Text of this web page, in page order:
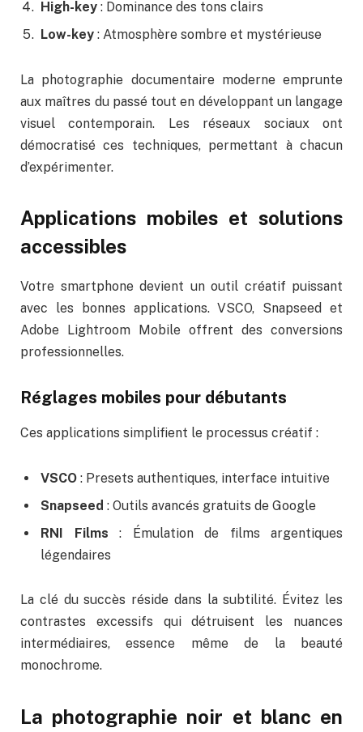
High-key : Dominance des tons clairs
Low-key : Atmosphère sombre et mystérieuse
La photographie documentaire moderne emprunte
aux maîtres du passé tout en développant un langage
visuel contemporain. Les réseaux sociaux ont
démocratisé ces techniques, permettant à chacun
d’expérimenter.
Applications mobiles et solutions
accessibles
Votre smartphone devient un outil créatif puissant
avec les bonnes applications. VSCO, Snapseed et
Adobe Lightroom Mobile offrent des conversions
professionnelles.
Réglages mobiles pour débutants
Ces applications simplifient le processus créatif :
VSCO : Presets authentiques, interface intuitive
Snapseed : Outils avancés gratuits de Google
RNI Films : Émulation de films argentiques
légendaires
La clé du succès réside dans la subtilité. Évitez les
contrastes excessifs qui détruisent les nuances
intermédiaires, essence même de la beauté
monochrome.
La photographie noir et blanc en